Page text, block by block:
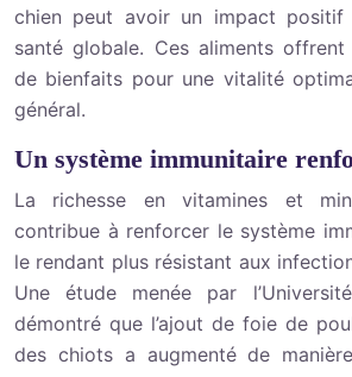
chien peut avoir un impact positif
santé globale. Ces aliments
de bienfaits pour une vitalité
général.
Un système immunitaire
La richesse en vitamines et
contribue à renforcer le système
le rendant plus résistant aux
Une étude menée par
démontré que l’ajout de foie de
des chiots a augmenté de